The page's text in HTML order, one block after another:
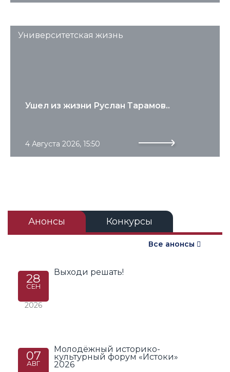
Подробнее
Университетская жизнь
4 Августа 2026, 15:50
Ушел из жизни Руслан Тарамов..
Анонсы Конкурсы
Все анонсы
28
СЕН
2026
Выходи решать!
07
АВГ
Молодёжный историко-
культурный форум «Истоки»
2026